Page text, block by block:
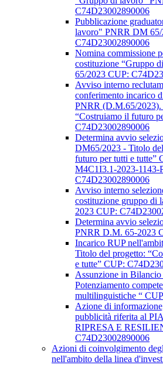
C74D23002890006
Pubblicazione
lavoro" PNRR DM 65/
C74D23002890006
Nomina commissione
costituzione “Gruppo
65/2023 CUP:
Avviso interno
conferimento incarico
PNRR (D.M.65/2023).
“Costruiamo il futuro
C74D23002890006
Determina avvio
DM65/2023 - Titolo
futuro per tutti e tutte”
M4C1I3.1-2023-1143-
C74D23002890006
Avviso interno
costituzione gruppo di
2023 CUP:
Determina avvio
PNRR D.M. 65-2023
Incarico RUP
Titolo del progetto:
e tutte” CUP:
Assunzione in
Potenziamento
multilinguistiche “
Azione di
pubblicità riferita al
RIPRESA E
C74D23002890006
Azioni di coinvolgimento
nell'ambito della linea